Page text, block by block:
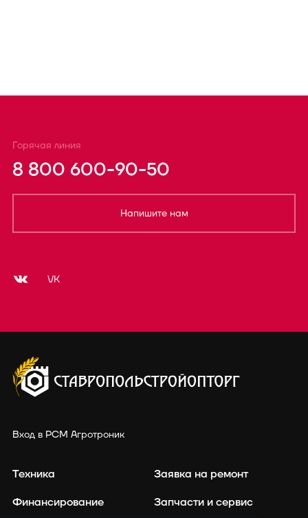
Горячая линия
8 800 600-90-50
Напишите нам
VK
Вход в РСМ Агротроник
Техника
Финансирование
Заявка на ремонт
Запчасти и сервис